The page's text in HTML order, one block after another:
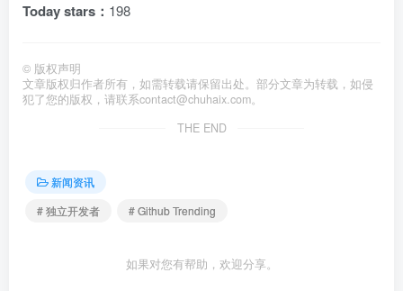
Today stars： 198
© 版权声明
文章版权归作者所有，如需转载请保留出处。部分文章为转载，如侵
犯了您的版权，请联系contact@chuhaix.com。
THE END
新闻资讯
# 独立开发者
# Github Trending
如果对您有帮助，欢迎分享。